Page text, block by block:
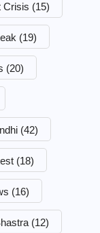
Crisis (15)
(19)
(20)
(42)
(18)
(16)
(12)